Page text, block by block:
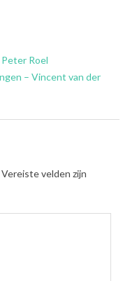
Roel
– Vincent van der
Vereiste velden zijn